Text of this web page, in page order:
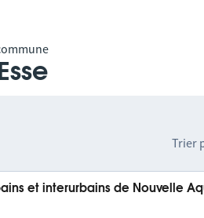
Esse
Trier
et interurbains de Nouvelle